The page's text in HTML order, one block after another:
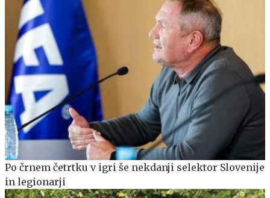
Po črnem četrtku v igri še nekdanji selektor Slovenije
in legionarji